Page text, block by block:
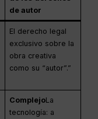
de autor
El derecho legal
exclusivo sobre la
obra creativa
como su “autor”.”
ComplejoLa
tecnología: a